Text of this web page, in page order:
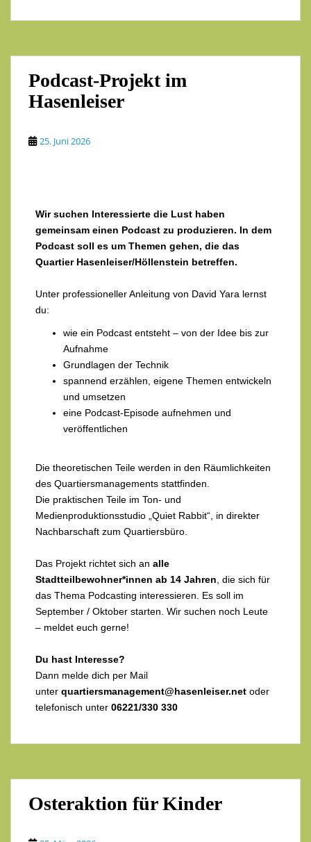
Podcast-Projekt im
Hasenleiser
25. Juni 2026
Wir suchen Interessierte die Lust haben
gemeinsam einen Podcast zu produzieren. In dem
Podcast soll es um Themen gehen, die das
Quartier Hasenleiser/Höllenstein betreffen.
Unter professioneller Anleitung von David Yara lernst
du:
wie ein Podcast entsteht – von der Idee bis zur
Aufnahme
Grundlagen der Technik
spannend erzählen, eigene Themen entwickeln
und umsetzen
eine Podcast-Episode aufnehmen und
veröffentlichen
Die theoretischen Teile werden in den Räumlichkeiten
des Quartiersmanagements stattfinden.
Die praktischen Teile im Ton- und
Medienproduktionsstudio „Quiet Rabbit“, in direkter
Nachbarschaft zum Quartiersbüro.
Das Projekt richtet sich an alle
Stadtteilbewohner*innen ab 14 Jahren, die sich für
das Thema Podcasting interessieren. Es soll im
September / Oktober starten. Wir suchen noch Leute
– meldet euch gerne!
Du hast Interesse?
Dann melde dich per Mail
unter quartiersmanagement@hasenleiser.net oder
telefonisch unter 06221/330 330
Osteraktion für Kinder